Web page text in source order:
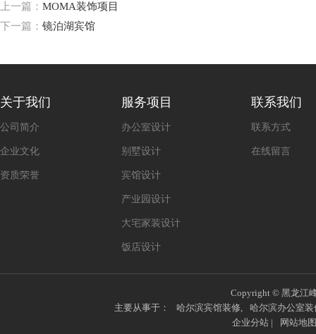
上一篇： MOMA装饰项目
下一篇： 镜泊湖宾馆
关于我们
公司简介
企业文化
资质荣誉
服务项目
办公室设计
别墅设计
宾馆设计
产业园设计
大宅家装设计
饭店设计
联系我们
联系方式
在线留言
Copyright © 黑龙江
主要从事于：
哈尔滨宾馆装修,
哈尔滨办公室装
企业分站| 网站地图